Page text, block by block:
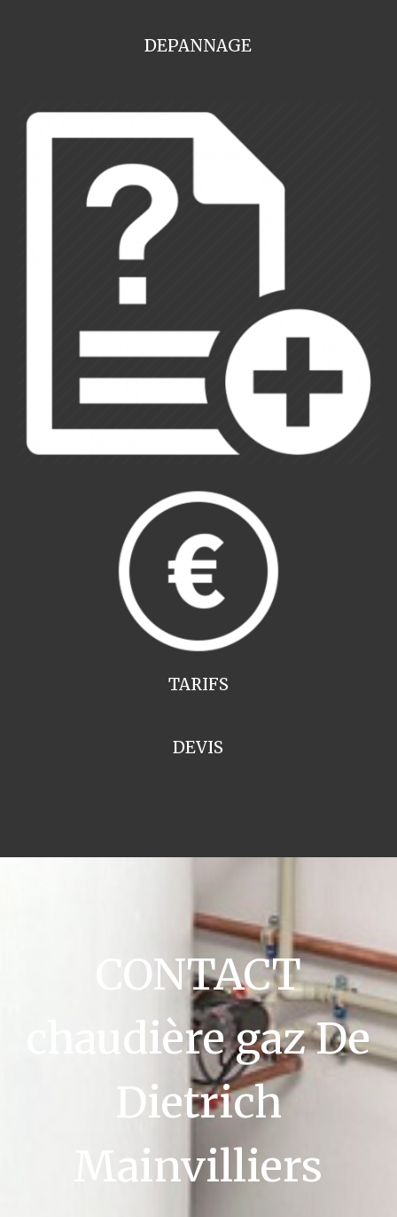
DEPANNAGE
TARIFS
DEVIS
CONTACT
chaudière gaz De
Dietrich
Mainvilliers